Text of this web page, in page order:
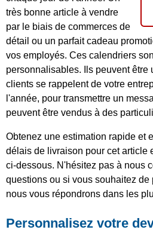
très bonne article à vendre
par le biais de commerces de
détail ou un parfait cadeau
vos employés. Ces calendriers
personnalisables. Ils peuvent être
clients se rappelent de votre
l'année, pour transmettre un
peuvent être vendus à des
Obtenez une estimation rapide et
délais de livraison pour cet article
ci-dessous. N'hésitez pas à nous
questions ou si vous souhaitez
nous vous répondrons dans les
Personnalisez votre